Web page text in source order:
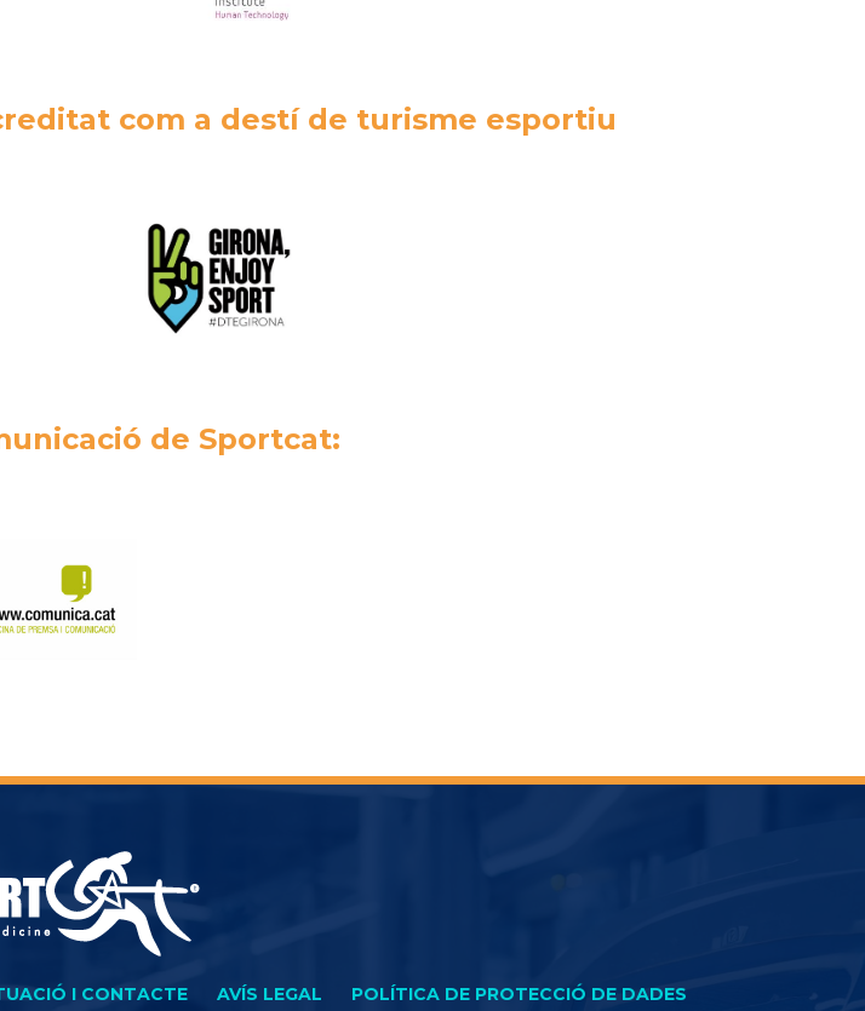
com a destí de turisme esportiu
de Sportcat:
I CONTACTE AVÍS LEGAL POLÍTICA DE PROTECCIÓ DE DADES